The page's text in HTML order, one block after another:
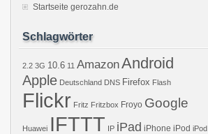
Startseite gerozahn.de
Schlagwörter
2.2 3G 10.6 11 AmazonAndroid
Apple Deutschland DNS Firefox Flash
Flickr Fritz Fritzbox Froyo Google
Huawei IFTTT IP iPad iPhone iPod iPod